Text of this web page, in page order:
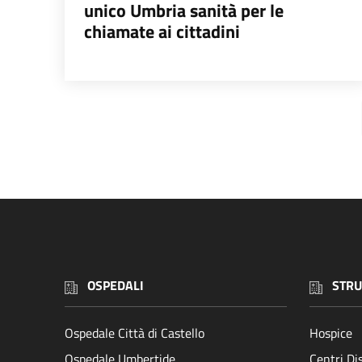
unico Umbria sanità per le
chiamate ai cittadini
OSPEDALI
Ospedale Città di Castello
Hospice